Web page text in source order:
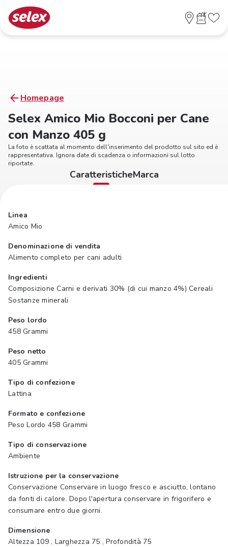
Homepage
Selex Amico Mio Bocconi per Cane
con Manzo 405 g
La foto è scattata al momento dell'inserimento del prodotto sul sito ed è
rappresentativa. Ignora date di scadenza o informazioni sul lotto
riportate.
CaratteristicheMarca
Linea
Amico Mio
Denominazione di vendita
Alimento completo per cani adulti
Ingredienti
Composizione Carni e derivati 30% (di cui manzo 4%) Cereali
Sostanze minerali
Peso lordo
458 Grammi
Peso netto
405 Grammi
Tipo di confezione
Lattina
Formato e confezione
Peso Lordo 458 Grammi
Tipo di conservazione
Ambiente
Istruzione per la conservazione
Conservazione Conservare in luogo fresco e asciutto, lontano
da fonti di calore. Dopo l'apertura conservare in frigorifero e
consumare entro due giorni.
Dimensione
Altezza 109 , Larghezza 75 , Profondità 75